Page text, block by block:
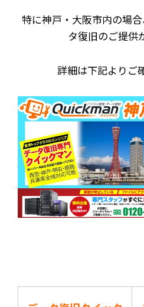
特に神戸・大阪市内の場
タ復旧のご提供
詳細は下記よりご